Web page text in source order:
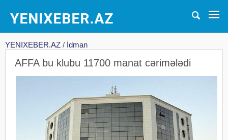
YENIXEBER.AZ / İdman
AFFA bu klubu 11700 manat cərimələdi